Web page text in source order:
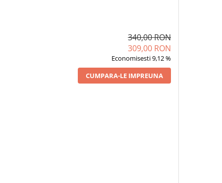
340,00 RON
309,00 RON
Economisesti 9,12 %
CUMPARA-LE IMPREUNA